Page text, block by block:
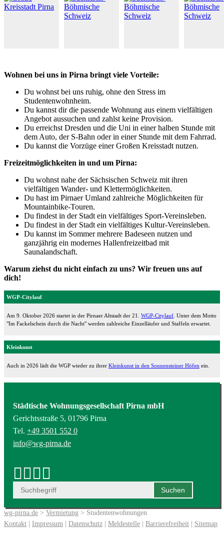
Wohnen bei uns in Pirna bringt viele Vorteile:
Du wohnst bei uns ruhig, ohne den Stress im
Studentenwohnheim.
Du kannst dir die passende Wohnung aus einem vielfältigen
Angebot aussuchen und zahlst keine Provision.
Du erreichst Dresden und die Uni in einer halben Stunde mit
dem Auto, der S-Bahn oder in einer Stunde mit dem Fahrrad.
Du kannst die Vorzüge einer Großen Kreisstadt nutzen.
Freizeitmöglichkeiten in und um Pirna:
Du wohnst nahe der Sächsischen Schweiz mit ihren
vielfältigen Wander- und Klettermöglichkeiten.
Du hast im Pirnaer Umland zahlreiche Möglichkeiten für
Mountainbike-Touren.
Du findest in der Stadt ein vielfältiges Sport-Vereinsleben.
Du findest in der Stadt ein vielfältiges Kultur-Vereinsleben.
Du kannst im Sommer mehrere Badeseen nutzen und
ganzjährig ein modernes Hallenfreizeitbad mit
Saunalandschaft.
Warum ziehst du nicht einfach zu uns? Wir freuen uns auf
dich!
WGP-Citylauf
Am 9. Oktober 2026 startet in der Pirnaer Altstadt der 21. WGP-Citylauf . Unter dem Motto
"Im Fackelschein durch die Nacht" werden zahlreiche Einzelläufer und Staffeln erwartet.
Kleinkunst
Auch in 2026 lädt die WGP wieder zu ihrer Kleinkunst in den Sonnensteiner Höfen ein.
Städtische Wohnungsgesellschaft Pirna mbH
Gerichtsstraße 5, 01796 Pirna
Tel. +49 3501 552 0
info@wg-pirna.de
wg-pirna.de > Vermietung > Studentenwohnungen
Kontakt | Impressum | Datenschutz | Meldestelle | Barrierefreiheit | Sitemap